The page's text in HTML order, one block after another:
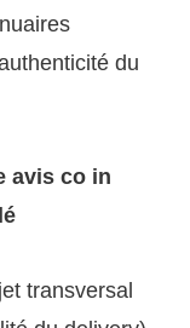
du
avis co in
transversal